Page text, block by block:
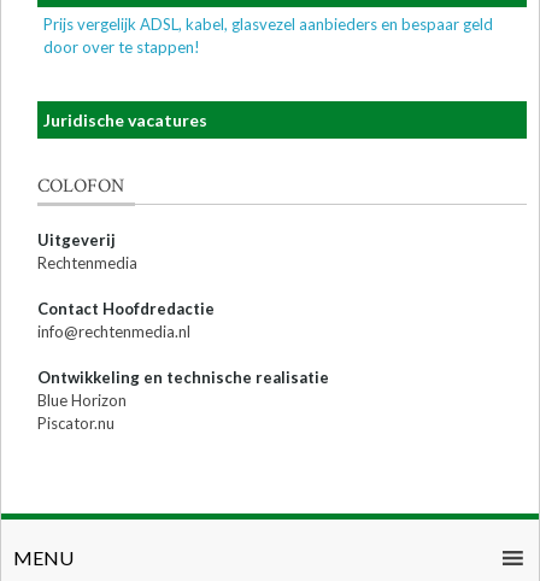
Prijs vergelijk ADSL, kabel, glasvezel aanbieders en bespaar geld
door over te stappen!
Juridische vacatures
COLOFON
Uitgeverij
Rechtenmedia
Contact Hoofdredactie
info@rechtenmedia.nl
Ontwikkeling en technische realisatie
Blue Horizon
Piscator.nu
MENU